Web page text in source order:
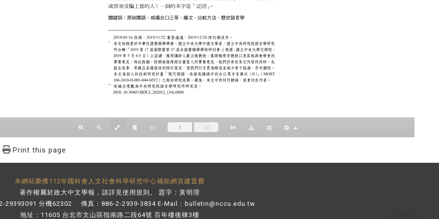
Print this page
本網站榮獲112年國科會人文社會科學研究中心補助網頁建置費
著作權屬於政大中文學報，請詳見 使用規則 。 題字：黃明理
29393091 分機62302 傳真：886-2-2939-3834 E-Mail： bulletin@nccu.edu.tw
地址：11605 台北市文山區指南路二段64號 百年樓後棟3樓